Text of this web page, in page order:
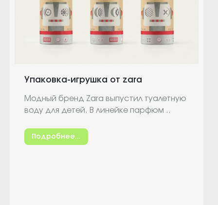
Упаковка-игрушка от zara
Модный бренд Zara выпустил туалетную
воду для детей. В линейке парфюм ..
Подробнее...